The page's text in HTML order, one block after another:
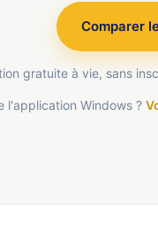
Comparer
gratuite à vie, sans
l'application Windows ?